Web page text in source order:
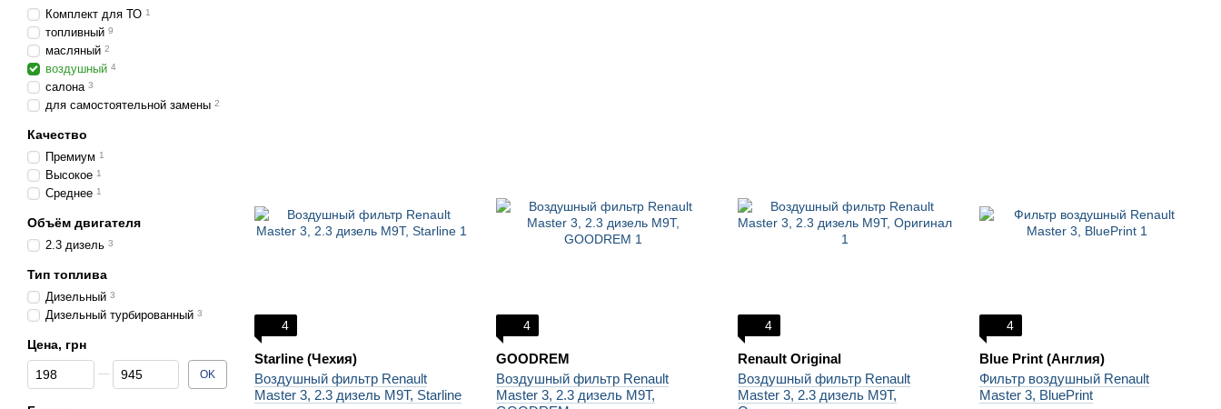
4
Starline (Чехия)
Воздушный фильтр Renault
Master 3, 2.3 дизель M9T, Starline
4
GOODREM
Воздушный фильтр Renault
Master 3, 2.3 дизель M9T,
4
Renault Original
Воздушный фильтр Renault
Master 3, 2.3 дизель M9T,
4
Blue Print (Англия)
Фильтр воздушный Renault
Master 3, BluePrint
Комплект для ТО 1
топливный 9
масляный 2
воздушный 4
салона 3
для самостоятельной замены 2
Качество
Премиум 1
Высокое 1
Среднее 1
Объём двигателя
2.3 дизель 3
Тип топлива
Дизельный 3
Дизельный турбированный 3
Цена, грн
От Цена, грн
До Цена, грн OK